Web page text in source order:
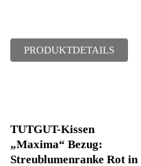
PRODUKTDETAILS
TUTGUT-Kissen
„Maxima“ Bezug:
Streublumenranke Rot in